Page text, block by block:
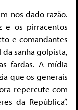
nos dado razão.
e os pirracentos
e comandantes
da sanha golpista,
fardas. A mídia
que os generais
repercute com
da República”.